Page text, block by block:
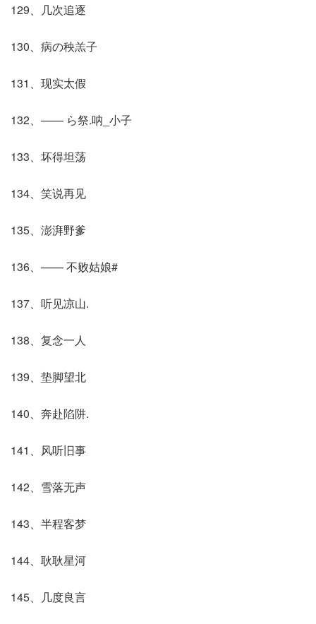
129、几次追逐
130、病の秧羔子
131、现实太假
132、—— ら祭.呐_小子
133、坏得坦荡
134、笑说再见
135、澎湃野爹
136、—— 不败姑娘#
137、听见凉山.
138、复念一人
139、垫脚望北
140、奔赴陷阱.
141、风听旧事
142、雪落无声
143、半程客梦
144、耿耿星河
145、几度良言